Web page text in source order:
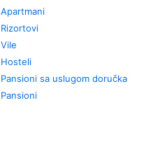
Apartmani
Rizortovi
Vile
Hosteli
Pansioni sa uslugom doručka
Pansioni